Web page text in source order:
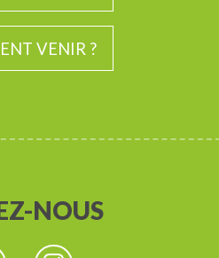
VENIR ?
NOUS